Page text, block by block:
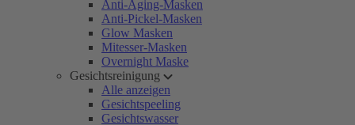
Anti-Aging-Masken
Anti-Pickel-Masken
Glow Masken
Mitesser-Masken
Overnight Maske
Gesichtsreinigung
Alle anzeigen
Gesichtspeeling
Gesichtswasser